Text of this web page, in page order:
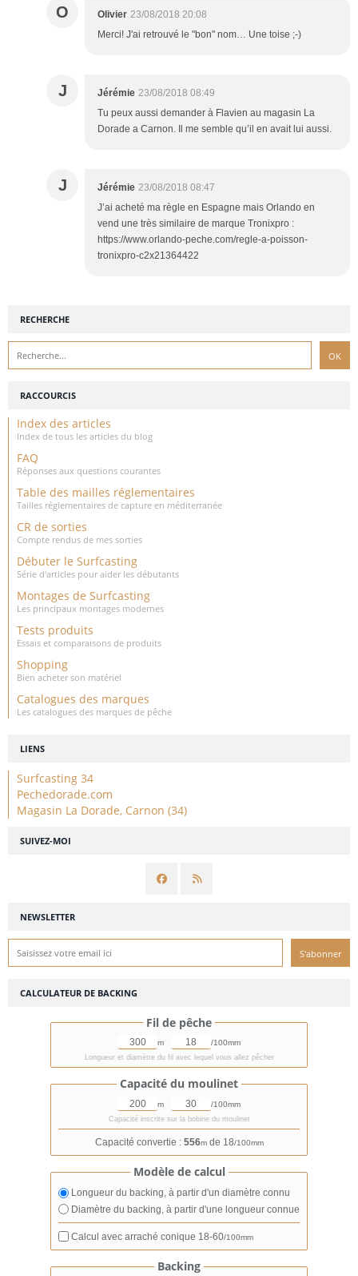
O Olivier 23/08/2018 20:08
Merci! J'ai retrouvé le "bon" nom… Une toise ;-)
J Jérémie 23/08/2018 08:49
Tu peux aussi demander à Flavien au magasin La
Dorade a Carnon. Il me semble qu’il en avait lui aussi.
J Jérémie 23/08/2018 08:47
J’ai acheté ma règle en Espagne mais Orlando en
vend une très similaire de marque Tronixpro :
https://www.orlando-peche.com/regle-a-poisson-
tronixpro-c2x21364422
NEWSLETTER
SUIVEZ-MOI
RECHERCHE
RACCOURCIS
Index des articles
Index de tous les articles du blog
FAQ
Réponses aux questions courantes
Table des mailles réglementaires
Tailles réglementaires de capture en méditerranée
CR de sorties
Compte rendus de mes sorties
Débuter le Surfcasting
Série d'articles pour aider les débutants
Montages de Surfcasting
Les principaux montages modernes
Tests produits
Essais et comparaisons de produits
Shopping
Bien acheter son matériel
Catalogues des marques
Les catalogues des marques de pêche
LIENS
Surfcasting 34
Pechedorade.com
Magasin La Dorade, Carnon (34)
CALCULATEUR DE BACKING
Fil de pêche
m /100mm
Longueur et diamètre du fil avec lequel vous allez pêcher
Capacité du moulinet
m /100mm
Capacité inscrite sur la bobine du moulinet
Capacité convertie : 556mde 18/100mm
Modèle de calcul
Longueur du backing, à partir d'un diamètre connu
Diamètre du backing, à partir d'une longueur connue
Calcul avec arraché conique 18-60/100mm
Backing